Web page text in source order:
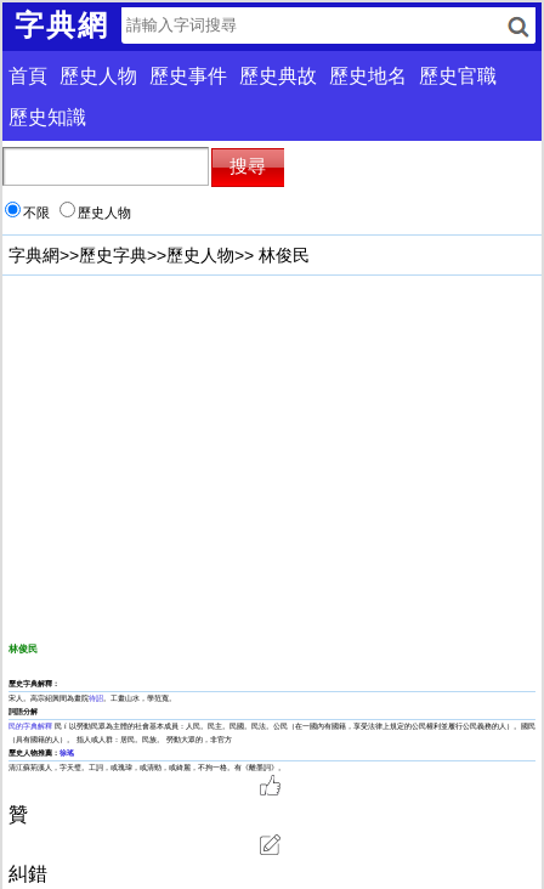
字典網
首頁 歷史人物 歷史事件 歷史典故 歷史地名
歷史官職
歷史知識
不限 歷史人物
字典網>>歷史字典>>歷史人物>> 林俊民
林俊民
歷史字典解釋：
宋人。高宗紹興間為畫院待詔
。工畫山水，學范寬。
詞語分解
民的字典解釋 民 í 以勞動民眾為主體的社會基本成員：人民。民主。民國。民法。公民（在一國內有國籍，享受法律上規定的公民權利並履行公民義務的人）。國民
（具有國籍的人）。 指人或人群：居民。民族。 勞動大眾的，非官方
歷史人物推薦： 徐瑤
清江蘇荊溪人，字天璧。工詞，或瑰瑋，或清勁，或綺麗，不拘一格。有《離墨詞》。
贊
糾錯